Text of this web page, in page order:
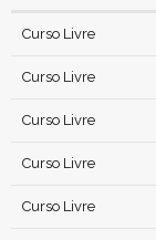
Curso Livre
Curso Livre
Curso Livre
Curso Livre
Curso Livre